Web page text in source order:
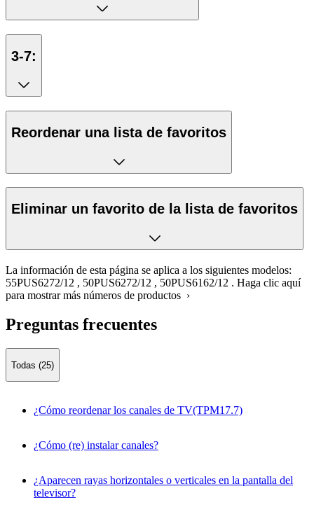
3-7:
Reordenar una lista de favoritos
Eliminar un favorito de la lista de favoritos
La información de esta página se aplica a los siguientes modelos:
55PUS6272/12 , 50PUS6272/12 , 50PUS6162/12 . Haga clic aquí
para mostrar más números de productos ›
Preguntas frecuentes
Todas (25)
¿Cómo reordenar los canales de TV(TPM17.7)
¿Cómo (re) instalar canales?
¿Aparecen rayas horizontales o verticales en la pantalla del
televisor?